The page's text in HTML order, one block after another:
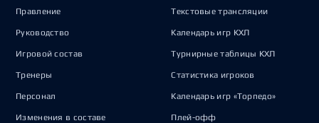
Правление
Руководство
Игровой состав
Тренеры
Персонал
Изменения в составе
Текстовые трансляции
Календарь игр КХЛ
Турнирные таблицы КХЛ
Статистика игроков
Календарь игр «Торпедо»
Плей-офф